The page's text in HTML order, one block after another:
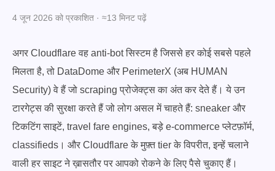
4 जून 2026 को प्रकाशित · ≈13 मिनट पढ़ें
अगर Cloudflare वह anti-bot सिस्टम है जिससे हर कोई सबसे पहले
मिलता है, तो DataDome और PerimeterX (अब HUMAN
Security) वे हैं जो scraping प्रोजेक्ट्स का अंत कर देते हैं। ये उन
टारगेट्स की सुरक्षा करते हैं जो लोग असल में चाहते हैं: sneaker और
टिकटिंग साइटें, travel fare engines, बड़े e-commerce प्लेटफ़ॉर्म,
classifieds। और Cloudflare के मुफ़्त tier के विपरीत, इन्हें चलाने
वाली हर साइट ने ख़ासतौर पर आपको रोकने के लिए पैसे चुकाए हैं।